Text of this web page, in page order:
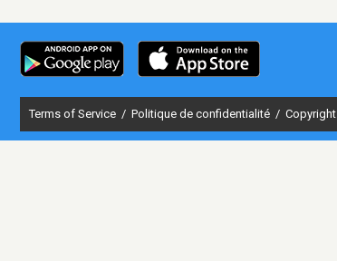
Terms of Service / Politique de confidentialité /